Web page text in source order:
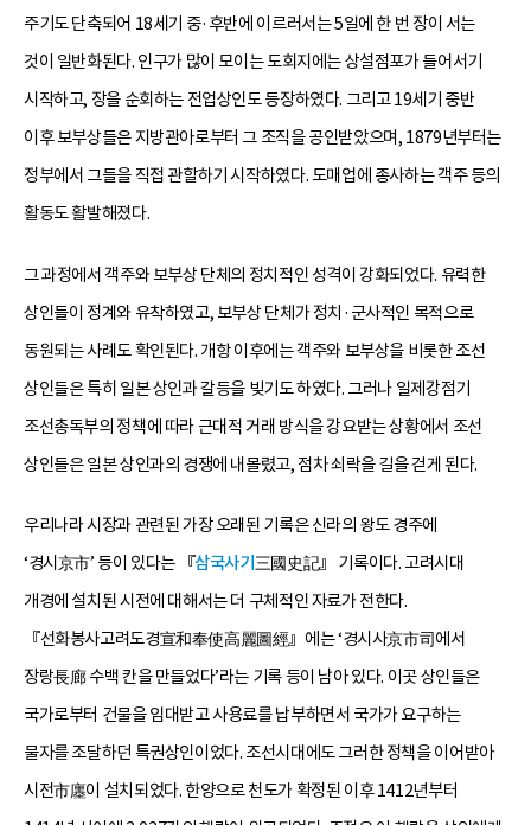
주기도 단축되어 18세기 중·후반에 이르러서는 5일에 한 번 장이 서는
것이 일반화된다. 인구가 많이 모이는 도회지에는 상설점포가 들어서기
시작하고, 장을 순회하는 전업상인도 등장하였다. 그리고 19세기 중반
이후 보부상들은 지방관아로부터 그 조직을 공인받았으며, 1879년부터는
정부에서 그들을 직접 관할하기 시작하였다. 도매업에 종사하는 객주 등의
활동도 활발해졌다.
그 과정에서 객주와 보부상 단체의 정치적인 성격이 강화되었다. 유력한
상인들이 정계와 유착하였고, 보부상 단체가 정치·군사적인 목적으로
동원되는 사례도 확인된다. 개항 이후에는 객주와 보부상을 비롯한 조선
상인들은 특히 일본 상인과 갈등을 빚기도 하였다. 그러나 일제강점기
조선총독부의 정책에 따라 근대적 거래 방식을 강요받는 상황에서 조선
상인들은 일본 상인과의 경쟁에 내몰렸고, 점차 쇠락을 길을 걷게 된다.
우리나라 시장과 관련된 가장 오래된 기록은 신라의 왕도 경주에
‘경시京市’ 등이 있다는 『삼국사기 三國史記』 기록이다. 고려시대
개경에 설치된 시전에 대해서는 더 구체적인 자료가 전한다.
『선화봉사고려도경宣和奉使高麗圖經』에는 ‘경시사京市司에서
장랑長廊 수백 칸을 만들었다’라는 기록 등이 남아 있다. 이곳 상인들은
국가로부터 건물을 임대받고 사용료를 납부하면서 국가가 요구하는
물자를 조달하던 특권상인이었다. 조선시대에도 그러한 정책을 이어받아
시전市廛이 설치되었다. 한양으로 천도가 확정된 이후 1412년부터